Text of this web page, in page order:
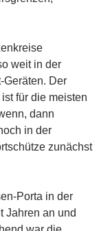
weit in der
Geräten. Der
für die meisten
dann
in der
zunächst
Porta in der
Jahren an und